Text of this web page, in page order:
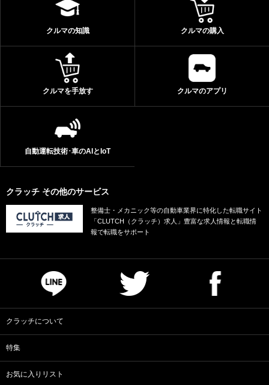
クルマの知識 クルマの購入
クルマを手放す クルマのアプリ
自動運転技術･車のAIとIoT
クラッチ その他のサービス
整備士・メカニック等の自動車業界に特化した転職サイト
「CLUTCH（クラッチ）求人」豊富な求人情報と転職情
報で転職をサポート
クラッチについて
特集
お気に入りリスト